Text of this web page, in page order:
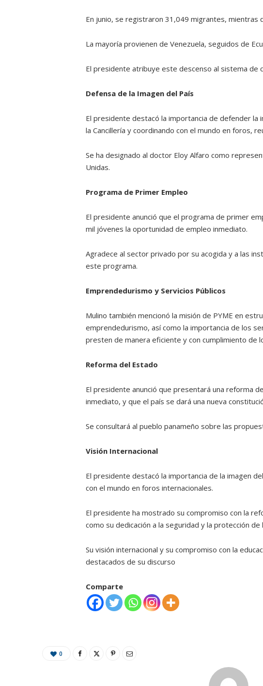
En junio, se registraron 31,049 migrantes, mientras
La mayoría provienen de Venezuela, seguidos de
El presidente atribuye este descenso al sistema de
Defensa de la Imagen del País
El presidente destacó la importancia de defender
la Cancillería y coordinando con el mundo en foros,
Se ha designado al doctor Eloy Alfaro como
Unidas.
Programa de Primer Empleo
El presidente anunció que el programa de primer
mil jóvenes la oportunidad de empleo inmediato.
Agradece al sector privado por su acogida y a las
este programa.
Emprendedurismo y Servicios Públicos
Mulino también mencionó la misión de PYME en
emprendedurismo, así como la importancia de los
presten de manera eficiente y con cumplimiento de
Reforma del Estado
El presidente anunció que presentará una reforma
inmediato, y que el país se dará una nueva
Se consultará al pueblo panameño sobre las
Visión Internacional
El presidente destacó la importancia de la imagen
con el mundo en foros internacionales.
El presidente ha mostrado su compromiso con la
como su dedicación a la seguridad y la protección de
Su visión internacional y su compromiso con la
destacados de su discurso
Comparte
0